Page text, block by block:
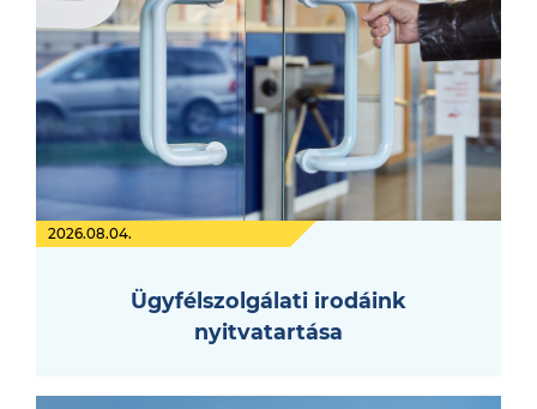
2026.08.04.
Ügyfélszolgálati irodáink
nyitvatartása